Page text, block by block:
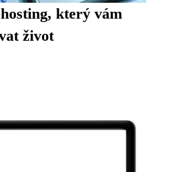
který vám
život